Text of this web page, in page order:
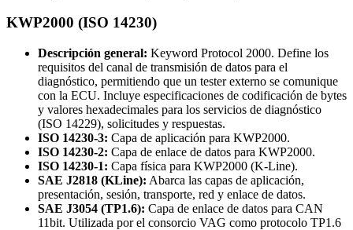
KWP2000 (ISO 14230)
Descripción general: Keyword Protocol 2000. Define los
requisitos del canal de transmisión de datos para el
diagnóstico, permitiendo que un tester externo se comunique
con la ECU. Incluye especificaciones de codificación de bytes
y valores hexadecimales para los servicios de diagnóstico
(ISO 14229), solicitudes y respuestas.
ISO 14230-3: Capa de aplicación para KWP2000.
ISO 14230-2: Capa de enlace de datos para KWP2000.
ISO 14230-1: Capa física para KWP2000 (K-Line).
SAE J2818 (KLine): Abarca las capas de aplicación,
presentación, sesión, transporte, red y enlace de datos.
SAE J3054 (TP1.6): Capa de enlace de datos para CAN
11bit. Utilizada por el consorcio VAG como protocolo TP1.6